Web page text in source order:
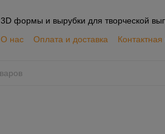
3D формы и вырубки для творческой
О нас
Оплата и доставка